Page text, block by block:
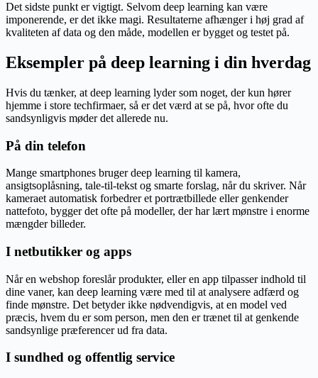
Det sidste punkt er vigtigt. Selvom deep learning kan være
imponerende, er det ikke magi. Resultaterne afhænger i høj grad af
kvaliteten af data og den måde, modellen er bygget og testet på.
Eksempler på deep learning i din hverdag
Hvis du tænker, at deep learning lyder som noget, der kun hører
hjemme i store techfirmaer, så er det værd at se på, hvor ofte du
sandsynligvis møder det allerede nu.
På din telefon
Mange smartphones bruger deep learning til kamera,
ansigtsoplåsning, tale-til-tekst og smarte forslag, når du skriver. Når
kameraet automatisk forbedrer et portrætbillede eller genkender
nattefoto, bygger det ofte på modeller, der har lært mønstre i enorme
mængder billeder.
I netbutikker og apps
Når en webshop foreslår produkter, eller en app tilpasser indhold til
dine vaner, kan deep learning være med til at analysere adfærd og
finde mønstre. Det betyder ikke nødvendigvis, at en model ved
præcis, hvem du er som person, men den er trænet til at genkende
sandsynlige præferencer ud fra data.
I sundhed og offentlig service